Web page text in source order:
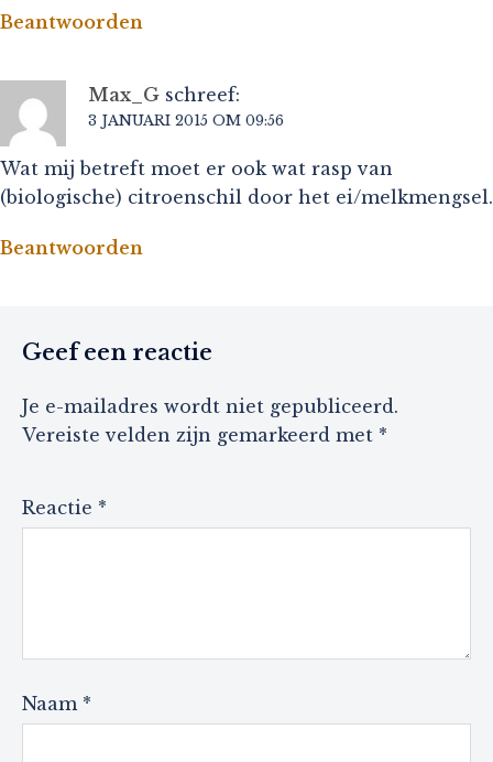
Beantwoorden
Max_G schreef:
3 JANUARI 2015 OM 09:56
Wat mij betreft moet er ook wat rasp van
(biologische) citroenschil door het ei/melkmengsel.
Beantwoorden
Geef een reactie
Je e-mailadres wordt niet gepubliceerd.
Vereiste velden zijn gemarkeerd met *
Reactie *
Naam *